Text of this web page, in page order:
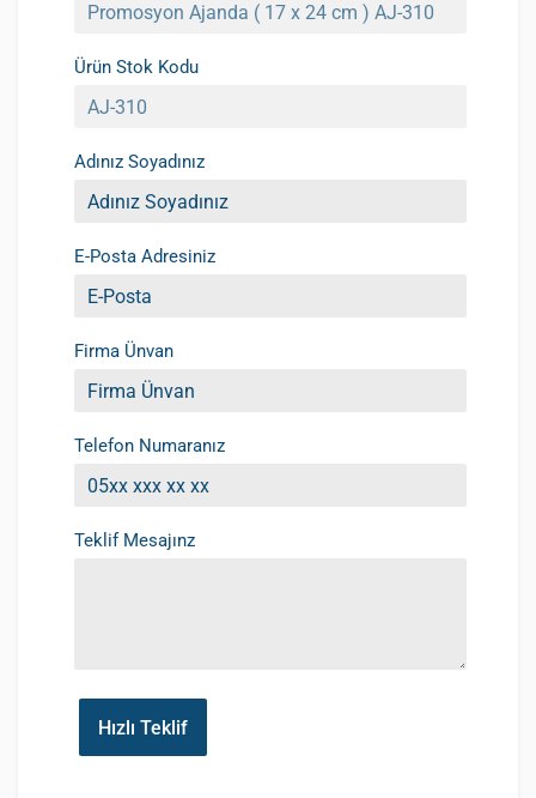
Ürün Stok Kodu
Adınız Soyadınız
E-Posta Adresiniz
Firma Ünvan
Telefon Numaranız
Teklif Mesajınz
Hızlı Teklif